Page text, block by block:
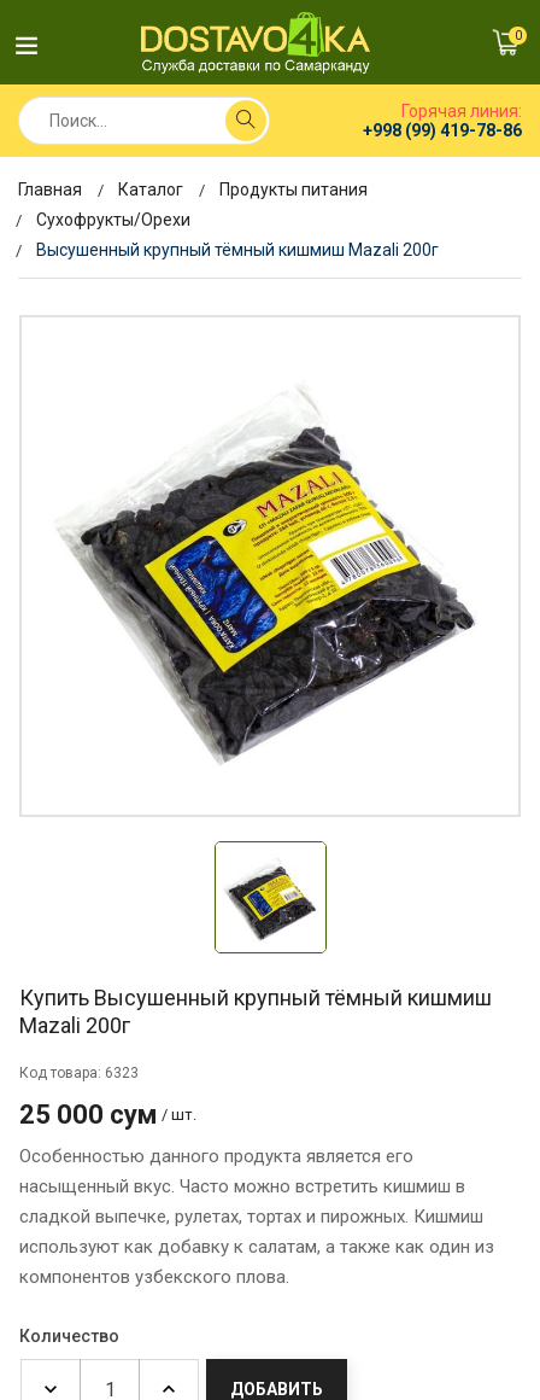
0
Горячая линия:
+998 (99) 419-78-86
Главная Каталог
Продукты питания
Сухофрукты/Орехи
Высушенный крупный тёмный кишмиш Mazali 200г
Купить Высушенный крупный тёмный кишмиш
Mazali 200г
Код товара: 6323
25 000 сум / шт.
Особенностью данного продукта является его
насыщенный вкус. Часто можно встретить кишмиш в
сладкой выпечке, рулетах, тортах и пирожных. Кишмиш
используют как добавку к салатам, а также как один из
компонентов узбекского плова.
Количество
ДОБАВИТЬ